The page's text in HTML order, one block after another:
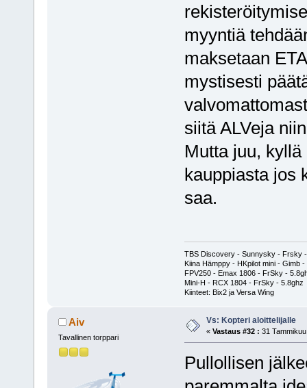
myyntiä
maksetaan
mystisesti
siitä ALVeja
Mutta juu,
kauppiasta jos
saa.
TBS Discovery - Sunnysky - Frsky
Kiina Hämppy - HKpilot mini - Gimb -
FPV250 - Emax 1806 - FrSky -
Mini-H - RCX 1804 - FrSky - 5.8ghz
Kiinteet: Bix2 ja Versa Wing
Aiv
Tavallinen torppari
Vs: Kopteri aloittelijalle
« Vastaus #32 : 31
Pullollisen